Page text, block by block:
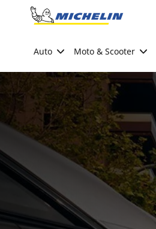
Go to page content
Auto Moto & Scooter